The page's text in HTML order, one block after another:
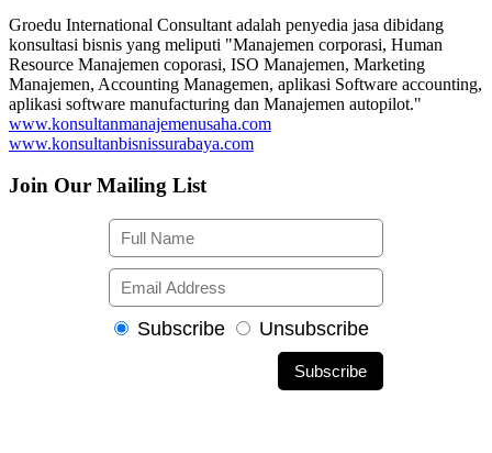
Groedu International Consultant adalah penyedia jasa dibidang
konsultasi bisnis yang meliputi "Manajemen corporasi, Human
Resource Manajemen coporasi, ISO Manajemen, Marketing
Manajemen, Accounting Managemen, aplikasi Software accounting,
aplikasi software manufacturing dan Manajemen autopilot."
www.konsultanmanajemenusaha.com
www.konsultanbisnissurabaya.com
Join Our Mailing List
Subscribe Unsubscribe